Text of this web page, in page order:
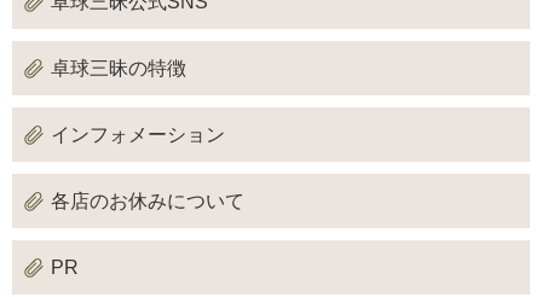
卓球三昧の特徴
インフォメーション
各店のお休みについて
PR